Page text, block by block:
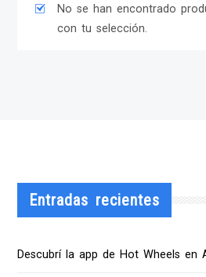
No se han encontrado
con tu selección.
Entradas recientes
Descubrí la app de Hot Wheels en